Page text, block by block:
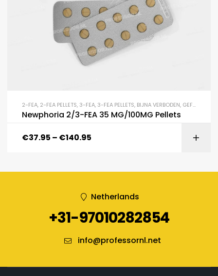
2-FEA, 2-FEA PELLETS, 3-FEA, 3-FEA PELLETS, BIJNA VERBODEN, GEFLUOREERDEN
Newphoria 2/3-FEA 35 MG/100MG Pellets
€37.95 – €140.95
Netherlands
+31-97010282854
info@professornl.net